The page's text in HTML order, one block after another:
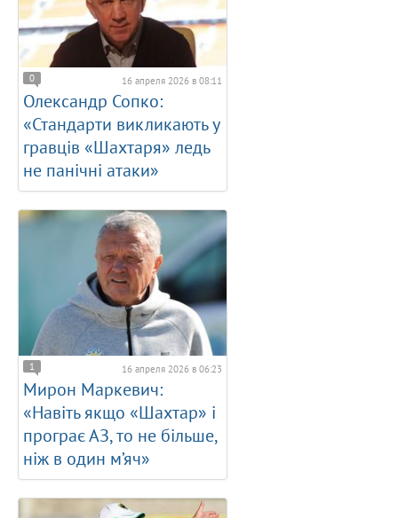
0 16 апреля 2026 в 08:11
Олександр Сопко:
«Стандарти викликають у
гравців «Шахтаря» ледь
не панічні атаки»
1 16 апреля 2026 в 06:23
Мирон Маркевич:
«Навіть якщо «Шахтар» і
програє АЗ, то не більше,
ніж в один м’яч»